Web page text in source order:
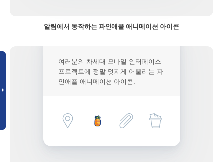
알림에서 동작하는 파인애플 애니메이션 아이콘
여러분의 차세대 모바일 인터페이스
프로젝트에 정말 멋지게 어울리는 파
인애플 애니메이션 아이콘.